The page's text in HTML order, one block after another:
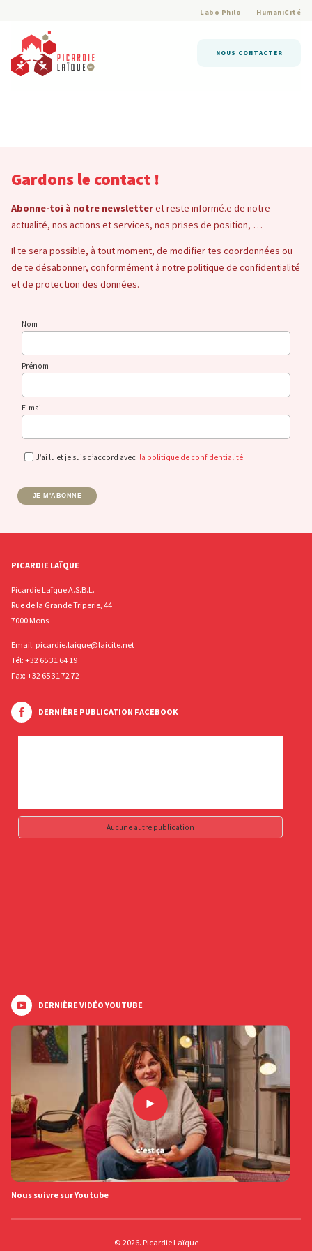
Labo Philo HumaniCité
NOUS CONTACTER
Gardons le contact !
Abonne-toi à notre newsletteret reste informé.e de notre
actualité, nos actions et services, nos prises de position, …
Il te sera possible, à tout moment, de modifier tes coordonnées ou
de te désabonner, conformément à notre politique de confidentialité
et de protection des données.
Nom
Prénom
E-mail
J’ai lu et je suis d’accord avec la politique de confidentialité
JE M'ABONNE
PICARDIE LAÏQUE
Picardie Laïque A.S.B.L.
Rue de la Grande Triperie, 44
7000 Mons
Email: picardie.laique@laicite.net
Tél: +32 65 31 64 19
Fax: +32 65 31 72 72
DERNIÈRE PUBLICATION FACEBOOK
Aucune autre publication
DERNIÈRE VIDÉO YOUTUBE
Nous suivre sur Youtube
© 2026. Picardie Laïque